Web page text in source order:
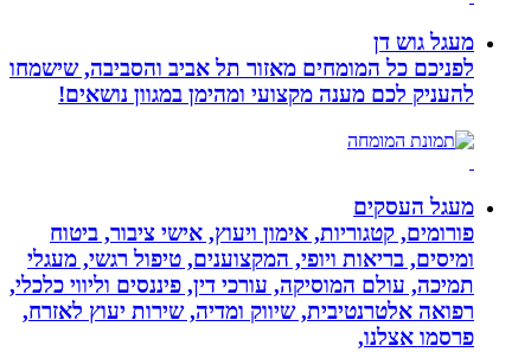
מעגל גוש דן
לפניכם כל המומחים מאזור תל אביב והסביבה, שישמחו
להעניק לכם מענה מקצועי ומהימן במגוון נושאים!
מעגל העסקים
פורומים, קטגוריות, אימון ויעוץ, אישי ציבור, ביטוח
ומיסים, בריאות ויופי, המקצוענים, טיפול רגשי, מעגלי
תמיכה, עולם המוסיקה, עורכי דין, פיננסים וליווי כלכלי,
רפואה אלטרנטיבית, שיווק ומדיה, שירות יעוץ לאזרח,
פרסמו אצלנו,